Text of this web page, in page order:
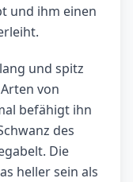
und ihm einen
und spitz
von
befähigt ihn
des
Die
heller sein als